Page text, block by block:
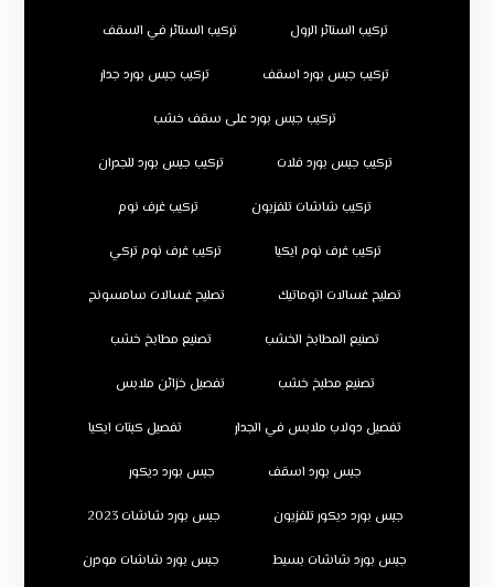
تركيب الستائر الرول تركيب الستائر في السقف
تركيب جبس بورد اسقف تركيب جبس بورد جدار
تركيب جبس بورد على سقف خشب
تركيب جبس بورد فلات تركيب جبس بورد للجدران
تركيب شاشات تلفزيون تركيب غرف نوم
تركيب غرف نوم ايكيا تركيب غرف نوم تركي
تصليح غسالات اتوماتيك تصليح غسالات سامسونج
تصنيع المطابخ الخشب تصنيع مطابخ خشب
تصنيع مطبخ خشب تفصيل خزائن ملابس
تفصيل دولاب ملابس في الجدار تفصيل كبتات ايكيا
جبس بورد اسقف جبس بورد ديكور
جبس بورد ديكور تلفزيون جبس بورد شاشات 2023
جبس بورد شاشات بسيط جبس بورد شاشات مودرن